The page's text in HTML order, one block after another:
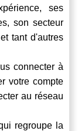
ses
son secteur
tant d'autres
connecter à
votre compte
au réseau
regroupe la